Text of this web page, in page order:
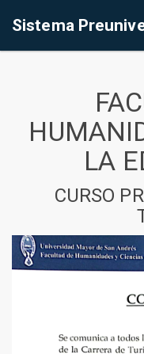
Sistema
LA
CURSO